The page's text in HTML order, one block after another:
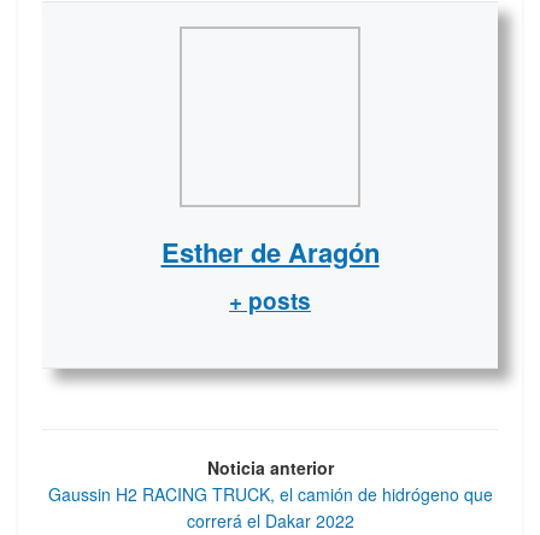
Esther de Aragón
+ posts
Noticia anterior
Gaussin H2 RACING TRUCK, el camión de hidrógeno que
correrá el Dakar 2022